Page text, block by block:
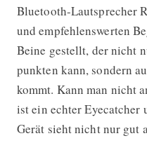
Bluetooth-Lautsprecher
und empfehlenswerten
Beine gestellt, der nicht
punkten kann, sondern
kommt. Kann man nicht
ist ein echter
Gerät sieht nicht nur gut